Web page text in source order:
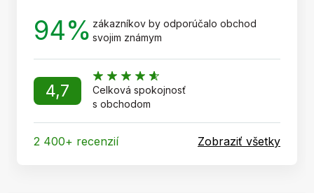
94% zákazníkov by odporúčalo obchod
svojim známym
4,7
Celková spokojnosť
s obchodom
2 400+ recenzií Zobraziť všetky